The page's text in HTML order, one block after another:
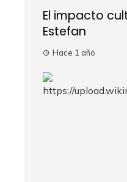
El impacto
Estefan
Hace 1 año